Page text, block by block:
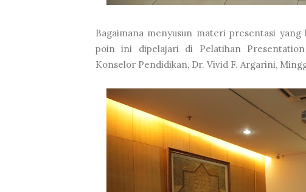
Bagaimana menyusun materi presentasi
poin ini dipelajari di Pelatihan
Konselor Pendidikan, Dr. Vivid F. Argarini,